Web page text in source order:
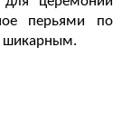
перьями по
шикарным.